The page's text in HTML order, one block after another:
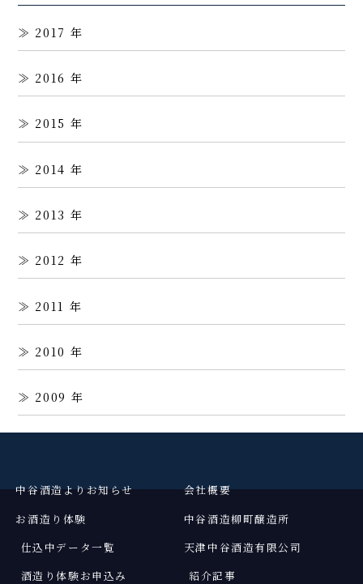
2017
2016
2015
2014
2013
2012
2011
2010
2009
中谷酒造よりお知らせ
お酒造り体験
仕込中データ一覧
酒造り体験お申込み
会社概要
中谷酒造柳町醸造所
天津中谷酒造有限公司
紹介記事